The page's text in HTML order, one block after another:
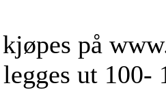
på
ut 100-